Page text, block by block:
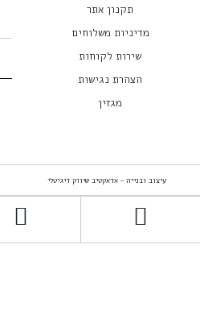
תקנון אתר
מדיניות משלוחים
שירות לקוחות
הצהרת נגישות
מגזין
עיצוב ובנייה – אדאקטיב שיווק דיגיטלי